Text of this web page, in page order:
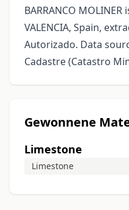
BARRANCO
VALENCIA, Spain,
Autorizado. Data
Cadastre (Catastro
Gewonnene
Limestone
Limestone